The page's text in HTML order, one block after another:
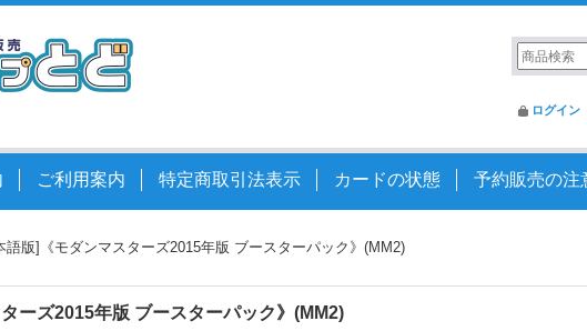
ログイン
ご利用案内 特定商取引法表示 カードの状態 予約販売の注
語版]《モダンマスターズ2015年版 ブースターパック》(MM2)
ーズ2015年版 ブースターパック》(MM2)